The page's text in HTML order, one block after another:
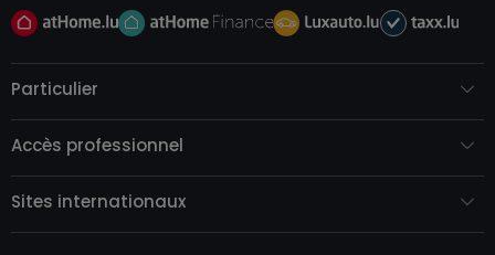
Particulier
Accès professionnel
Sites internationaux